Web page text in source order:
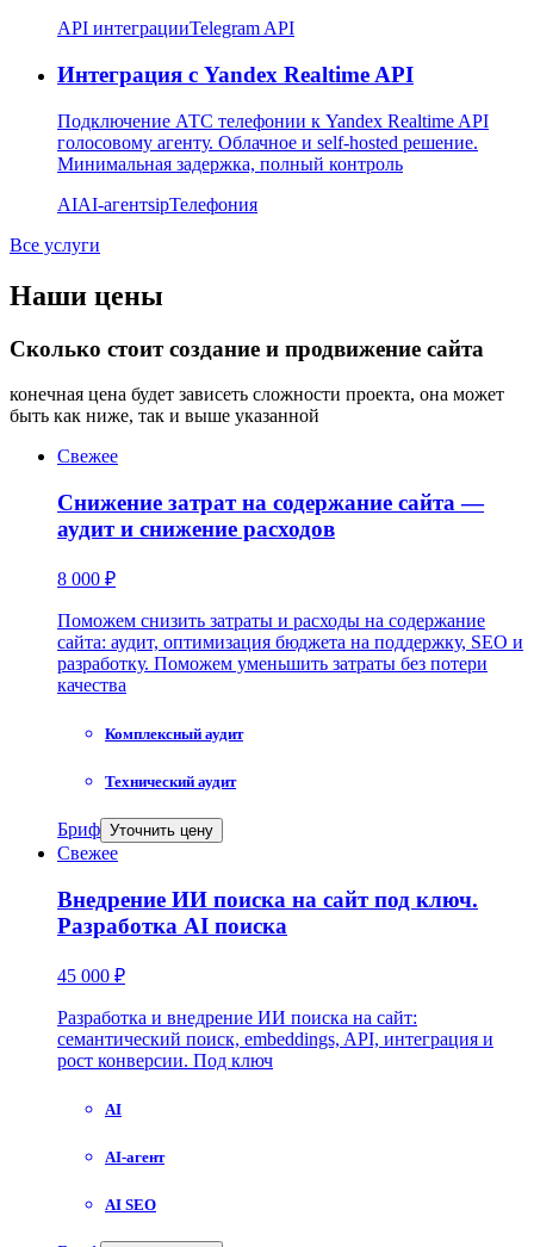
API интеграцииTelegram API
Интеграция с Yandex Realtime API
Подключение АТС телефонии к Yandex Realtime API
голосовому агенту. Облачное и self-hosted решение.
Минимальная задержка, полный контроль
AIAI-агентsipТелефония
Все услуги
Наши цены
Сколько стоит создание и продвижение сайта
конечная цена будет зависеть сложности проекта, она может
быть как ниже, так и выше указанной
Свежее
Снижение затрат на содержание сайта —
аудит и снижение расходов
8 000 ₽
Поможем снизить затраты и расходы на содержание
сайта: аудит, оптимизация бюджета на поддержку, SEO и
разработку. Поможем уменьшить затраты без потери
качества
Комплексный аудит
Технический аудит
Бриф Уточнить цену
Свежее
Внедрение ИИ поиска на сайт под ключ.
Разработка AI поиска
45 000 ₽
Разработка и внедрение ИИ поиска на сайт:
семантический поиск, embeddings, API, интеграция и
рост конверсии. Под ключ
AI
AI-агент
AI SEO